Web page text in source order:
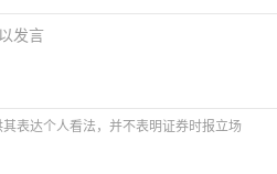
发言
表达个人看法，并不表明证券时报立场